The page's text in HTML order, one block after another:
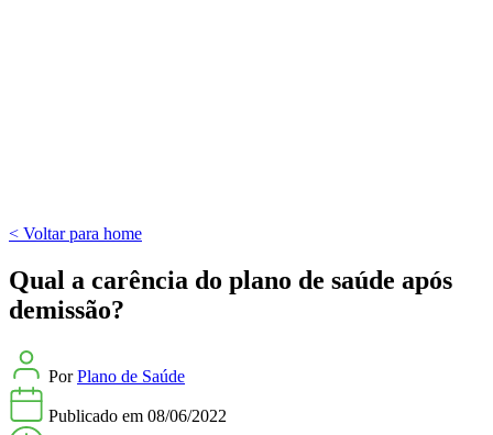
< Voltar para home
Qual a carência do plano de saúde após
demissão?
PorPlano de Saúde
Publicado em 08/06/2022